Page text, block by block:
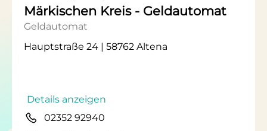
Märkischen Kreis - Geldautomat
Geldautomat
Hauptstraße 24 | 58762 Altena
Details anzeigen
02352 92940